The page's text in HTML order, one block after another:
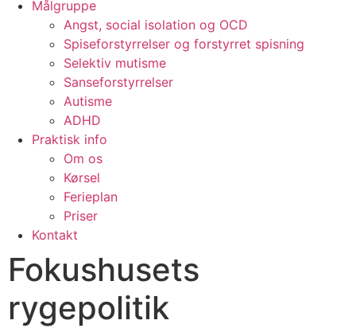
Målgruppe
Angst, social isolation og OCD
Spiseforstyrrelser og forstyrret spisning
Selektiv mutisme
Sanseforstyrrelser
Autisme
ADHD
Praktisk info
Om os
Kørsel
Ferieplan
Priser
Kontakt
Fokushusets
rygepolitik